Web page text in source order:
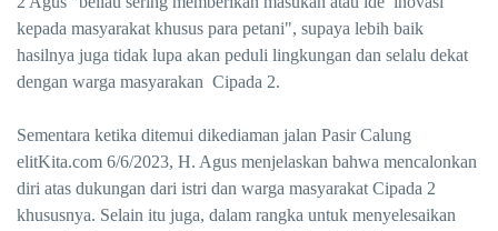
kepada masyarakat khusus para petani", supaya lebih baik
hasilnya juga tidak lupa akan peduli lingkungan dan selalu dekat
dengan warga masyarakan Cipada 2.
Sementara ketika ditemui dikediaman jalan Pasir Calung
elitKita.com 6/6/2023, H. Agus menjelaskan bahwa mencalonkan
diri atas dukungan dari istri dan warga masyarakat Cipada 2
khususnya. Selain itu juga, dalam rangka untuk menyelesaikan